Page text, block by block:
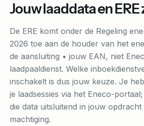
Jouw laaddata en ERE
De ERE komt onder de Regeling
2026 toe aan de houder van het
de aansluiting • jouw EAN, niet
laadpaaldienst. Welke
inschakelt is dus jouw keuze. Je
je laadsessies via het Eneco-
die data uitsluitend in jouw
machtiging.